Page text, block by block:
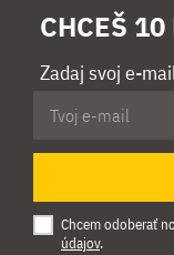
CHCEŠ
Zadaj svoj e-
Chcem odoberať
údajov.